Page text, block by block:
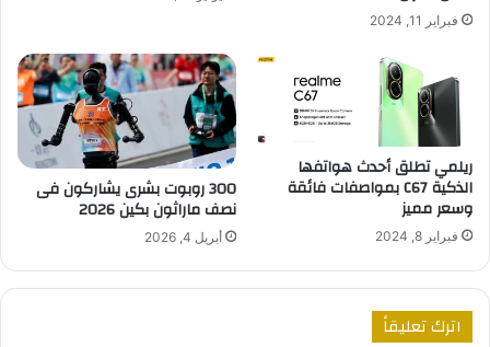
فبراير 11, 2024
ريلمي تطلق أحدث هواتفها
الذكية C67 بمواصفات فائقة
وسعر مميز
فبراير 8, 2024
300 روبوت بشرى يشاركون فى
نصف ماراثون بكين 2026
أبريل 4, 2026
اترك تعليقاً